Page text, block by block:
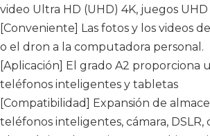
video Ultra HD (UHD) 4K, juegos UHD
[Conveniente] Las fotos y los videos
o el dron a la computadora personal.
[Aplicación] El grado A2 proporciona
teléfonos inteligentes y tabletas
[Compatibilidad] Expansión de
teléfonos inteligentes, cámara,